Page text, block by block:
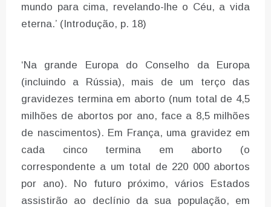
mundo para cima, revelando-lhe o Céu, a vida
eterna.’ (Introdução, p. 18)
‘Na grande Europa do Conselho da Europa
(incluindo a Rússia), mais de um terço das
gravidezes termina em aborto (num total de 4,5
milhões de abortos por ano, face a 8,5 milhões
de nascimentos). Em França, uma gravidez em
cada cinco termina em aborto (o
correspondente a um total de 220 000 abortos
por ano). No futuro próximo, vários Estados
assistirão ao declínio da sua população, em